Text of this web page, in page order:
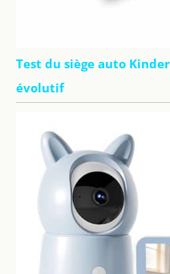
Test du siège auto
évolutif